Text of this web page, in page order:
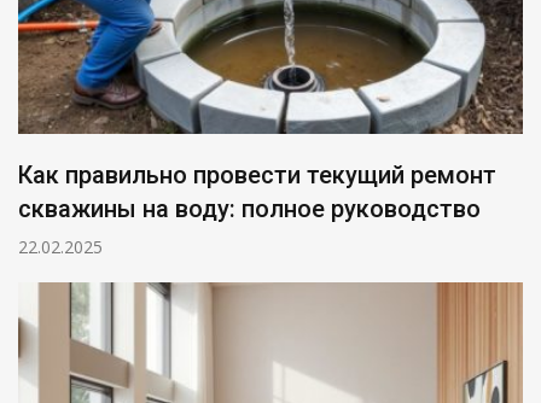
Как правильно провести текущий ремонт
скважины на воду: полное руководство
22.02.2025